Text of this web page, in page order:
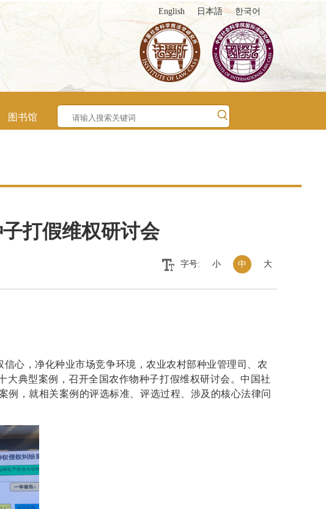
English 日本語 한국어
图书馆
打假维权研讨会
字号: 小 中 大
心，净化种业市场竞争环境，农业农村部种业管理司、农
典型案例，召开全国农作物种子打假维权研讨会。中国社
例，就相关案例的评选标准、评选过程、涉及的核心法律问